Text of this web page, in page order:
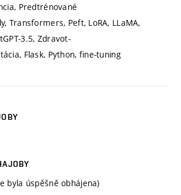
Predtrénované
Transformers, Peft, LoRA, LLaMA,
3.5, Zdravot-
Flask, Python, fine-tuning
byla úspěšně obhájena)